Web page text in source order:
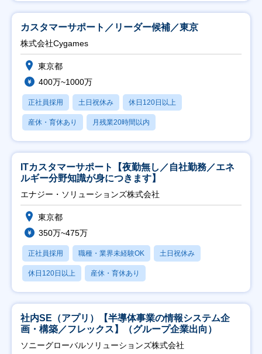
カスタマーサポート／リーダー候補／東京
株式会社Cygames
東京都
400万~1000万
正社員採用 土日祝休み 休日120日以上
産休・育休あり 月残業20時間以内
ITカスタマーサポート【夜勤無し／自社勤務／エネ
ルギー分野知識が身につきます】
エナジー・ソリューションズ株式会社
東京都
350万~475万
正社員採用 職種・業界未経験OK 土日祝休み
休日120日以上 産休・育休あり
社内SE（アプリ）【半導体事業の情報システム企
画・構築／フレックス】（グループ企業出向）
ソニーグローバルソリューションズ株式会社